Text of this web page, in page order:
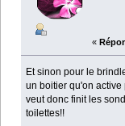
«
Et sinon pour le
un boitier qu'on
veut donc finit les
toilettes!!